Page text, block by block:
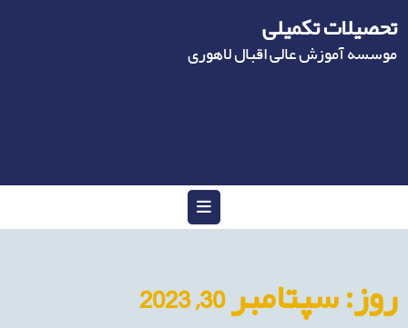
content
تحصیلات تکمیلی
موسسه آموزش عالی اقبال لاهوری
Open
Menu
روز:سپتامبر 30, 2023